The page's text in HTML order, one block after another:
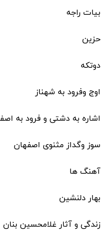
بیات راجه
حزین
دوتکه
اوج وفرود به شهناز
اشاره به دشتی و فرود به
سوز وگداز مثنوی اصفهان
آهنگ ها
بهار دلنشین
زندگی و آثار غلامحسین بنان